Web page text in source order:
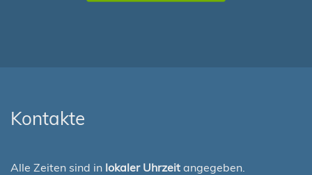
Kontakte
Alle Zeiten sind in lokaler Uhrzeit angegeben.